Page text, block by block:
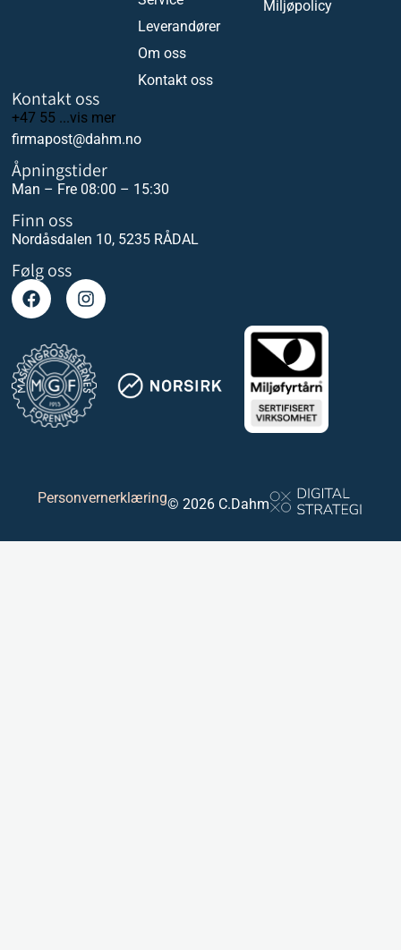
Leverandører
Om oss
Kontakt oss
Miljøpolicy
Kontakt oss
+47 55 ...vis mer
firmapost@dahm.no
Åpningstider
Man – Fre 08:00 – 15:30
Finn oss
Nordåsdalen 10, 5235 RÅDAL
Følg oss
Personvernerklæring© 2026 C.Dahm